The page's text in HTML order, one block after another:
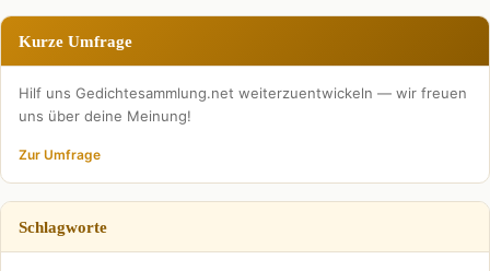
Kurze Umfrage
Hilf uns Gedichtesammlung.net weiterzuentwickeln — wir freuen
uns über deine Meinung!
Zur Umfrage
Schlagworte